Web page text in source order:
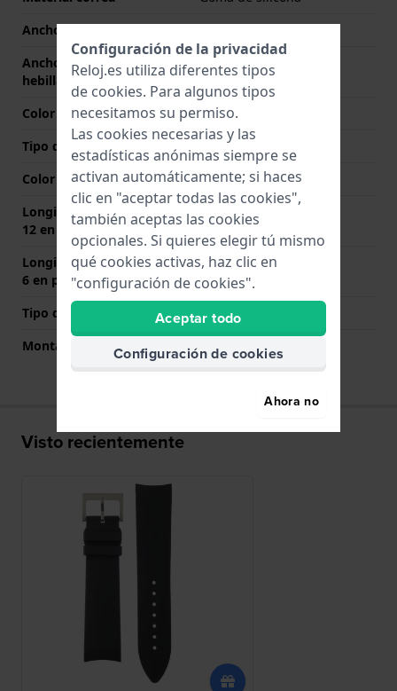
Ancho de correa
22 mm
Ancho de correa en la
hebilla
20 mm
Color de correa
Negro
Tipo de cierre
Hebilla
Color del cierre
Plateado
Longitud de la correa a las
12 en punto (mm)
85 mm
Longitud de la correa a las
6 en punto (mm)
120 mm
Tipo de montaje
Pasadores de resorte
Montaje Recto
Visto recientemente
Configuración de la privacidad
Reloj.es utiliza diferentes tipos
de cookies. Para algunos tipos
necesitamos su permiso.
Las cookies necesarias y las
estadísticas anónimas siempre se
activan automáticamente; si haces
clic en "aceptar todas las cookies",
también aceptas las cookies
opcionales. Si quieres elegir tú mismo
qué cookies activas, haz clic en
"configuración de cookies".
Aceptar todo
Configuración de cookies
Ahora no